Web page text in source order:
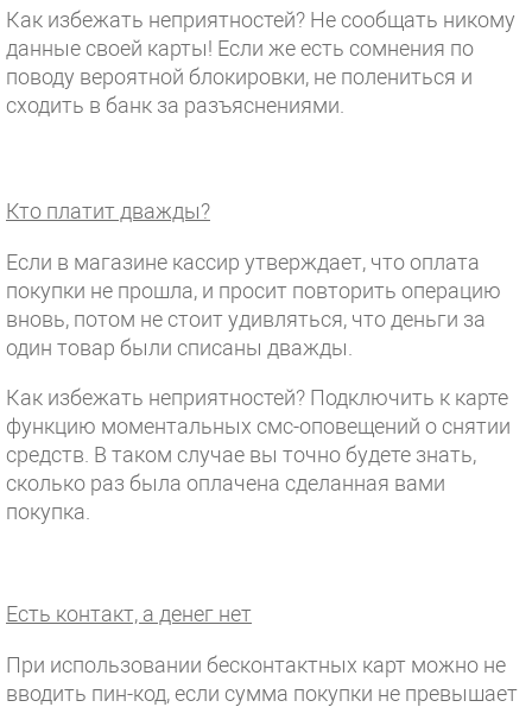
Как избежать неприятностей? Не сообщать никому
данные своей карты! Если же есть сомнения по
поводу вероятной блокировки, не полениться и
сходить в банк за разъяснениями.
Кто платит дважды?
Если в магазине кассир утверждает, что оплата
покупки не прошла, и просит повторить операцию
вновь, потом не стоит удивляться, что деньги за
один товар были списаны дважды.
Как избежать неприятностей? Подключить к карте
функцию моментальных смс-оповещений о снятии
средств. В таком случае вы точно будете знать,
сколько раз была оплачена сделанная вами
покупка.
Есть контакт, а денег нет
При использовании бесконтактных карт можно не
вводить пин-код, если сумма покупки не превышает